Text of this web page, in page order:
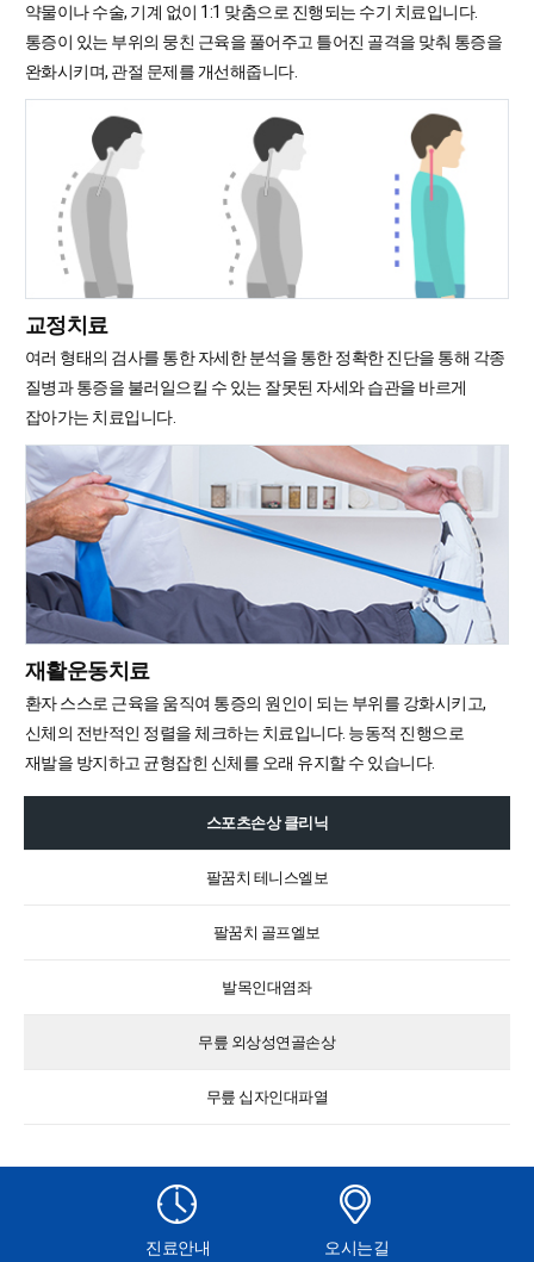
약물이나 수술, 기계 없이 1:1 맞춤으로 진행되는 수기 치료입니다.
통증이 있는 부위의 뭉친 근육을 풀어주고 틀어진 골격을 맞춰 통증을
완화시키며, 관절 문제를 개선해줍니다.
교정치료
여러 형태의 검사를 통한 자세한 분석을 통한 정확한 진단을 통해 각종
질병과 통증을 불러일으킬 수 있는 잘못된 자세와 습관을 바르게
잡아가는 치료입니다.
재활운동치료
환자 스스로 근육을 움직여 통증의 원인이 되는 부위를 강화시키고,
신체의 전반적인 정렬을 체크하는 치료입니다. 능동적 진행으로
재발을 방지하고 균형잡힌 신체를 오래 유지할 수 있습니다.
스포츠손상 클리닉
팔꿈치 테니스엘보
팔꿈치 골프엘보
발목인대염좌
무릎 외상성연골손상
무릎 십자인대파열
진료안내 오시는길